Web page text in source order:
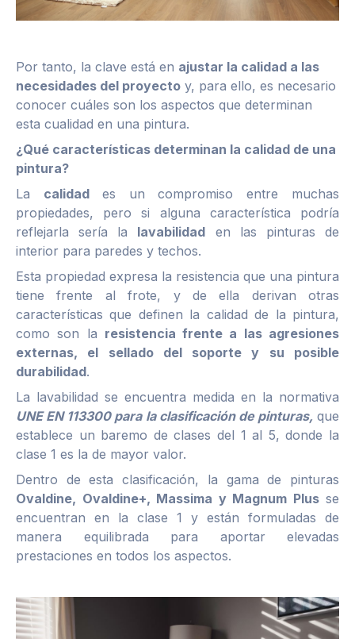
Por tanto, la clave está en ajustar la calidad a las
necesidades del proyecto y, para ello, es necesario
conocer cuáles son los aspectos que determinan
esta cualidad en una pintura.
¿Qué características determinan la calidad de una
pintura?
La calidad es un compromiso entre muchas
propiedades, pero si alguna característica podría
reflejarla sería la lavabilidad en las pinturas de
interior para paredes y techos.
Esta propiedad expresa la resistencia que una pintura
tiene frente al frote, y de ella derivan otras
características que definen la calidad de la pintura,
como son la resistencia frente a las agresiones
externas, el sellado del soporte y su posible
durabilidad.
La lavabilidad se encuentra medida en la normativa
UNE EN 113300 para la clasificación de pinturas, que
establece un baremo de clases del 1 al 5, donde la
clase 1 es la de mayor valor.
Dentro de esta clasificación, la gama de pinturas
Ovaldine, Ovaldine+, Massima y Magnum Plusse
encuentran en la clase 1 y están formuladas de
manera equilibrada para aportar elevadas
prestaciones en todos los aspectos.